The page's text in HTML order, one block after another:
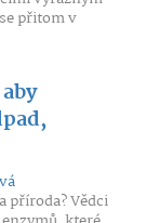
přitom v
příroda? Vědci